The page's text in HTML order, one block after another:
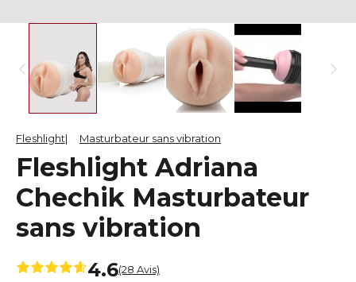
Fleshlight Masturbateur sans vibration
Fleshlight Adriana
Chechik Masturbateur
sans vibration
4.6(28 Avis)